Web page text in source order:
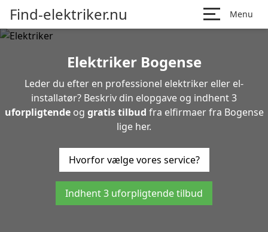
Find-elektriker.nu Menu
Elektriker Bogense
Leder du efter en professionel elektriker eller el-
installatør? Beskriv din elopgave og indhent 3
uforpligtendeog gratis tilbud fra elfirmaer fra Bogense
lige her.
Hvorfor vælge vores service?
Indhent 3 uforpligtende tilbud